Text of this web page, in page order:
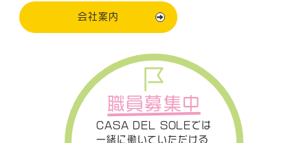
会社案内
職員募集中
CASA DEL SOLEでは
一緒に働いていただける